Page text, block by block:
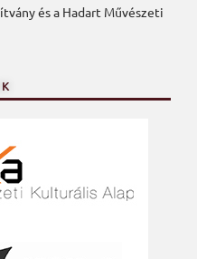
és a Hadart Művészeti